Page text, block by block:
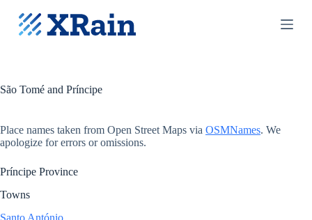
S
k
c
t
e
São Tomé and Príncipe
Place names taken from Open Street Maps via OSMNames. We
apologize for errors or omissions.
Príncipe Province
Towns
Santo António